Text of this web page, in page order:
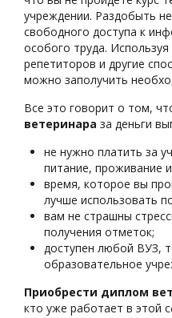
учреждении. Раздобыть
свободного доступа к
особого труда.
репетиторов и другие
можно заполучить
Все это говорит о том,
ветеринара за деньги
не нужно платить за
питание, проживание
время, которое вы
лучше использовать
вам не страшны
получения отметок;
доступен любой ВУЗ,
образовательное
Приобрести диплом
кто уже работает в этой